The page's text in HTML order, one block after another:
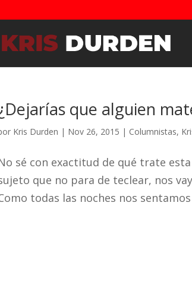
que alguien
Kris Durden | Nov 26, 2015 | Columnistas,
sé con exactitud de qué trate
que no para de teclear, nos
todas las noches nos